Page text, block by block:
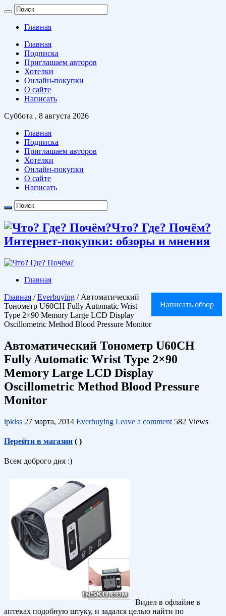
Главная
Главная
Подписка
Приглашаем авторов
Хотелки
Онлайн-покупки
О сайте
Написать
Суббота , 8 августа 2026
Главная
Подписка
Приглашаем авторов
Хотелки
Онлайн-покупки
О сайте
Написать
Что? Где? Почём?
Интернет-покупки: обзоры и мнения
Главная
Написать обзор
Главная / Everbuying / Автоматический
Тонометр U60CH Fully Automatic Wrist
Type 2×90 Memory Large LCD Display
Oscillometric Method Blood Pressure Monitor
Автоматический Тонометр U60CH
Fully Automatic Wrist Type 2×90
Memory Large LCD Display
Oscillometric Method Blood Pressure
Monitor
ipkiss 27 марта, 2014 Everbuying Leave a comment 582 Views
Перейти в магазин ( )
Всем доброго дня :)
Видел в офлайне в
аптеках подобную штуку, и задался целью найти по